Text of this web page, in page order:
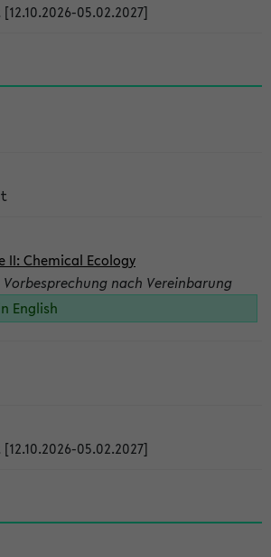
05.02.2027]
II: Chemical Ecology
nach Vereinbarung
English
05.02.2027]